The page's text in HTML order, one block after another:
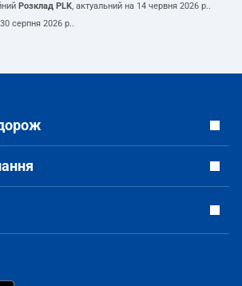
Розклад PLK, актуальний на 14 червня 2026 р..
30 серпня 2026 р..